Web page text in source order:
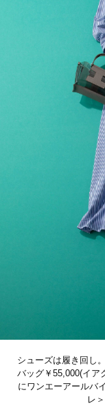
シューズは履き回し
バッグ￥55,000(イア
にワンエーアールバ
レ